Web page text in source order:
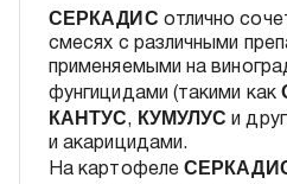
СЕРКАДИС отлично
смесях с различными
применяемыми на
фунгицидами (такими как
КАНТУС, КУМУЛУСи
и акарицидами.
На картофеле